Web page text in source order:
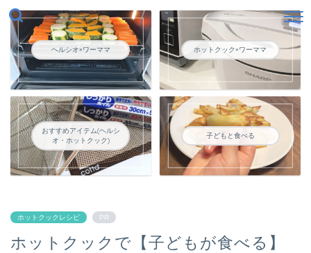
ヘルシオ×ワーママ ホットクック×ワーママ
おすすめアイテム(ヘルシ
オ・ホットクック)
子どもと食べる
ホットクックレシピ PR
ホットクックで【子どもが食べる】